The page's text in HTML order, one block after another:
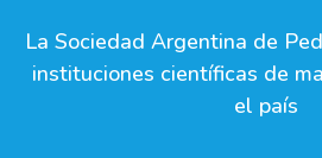
La Sociedad Argentina de
instituciones científicas de
el país